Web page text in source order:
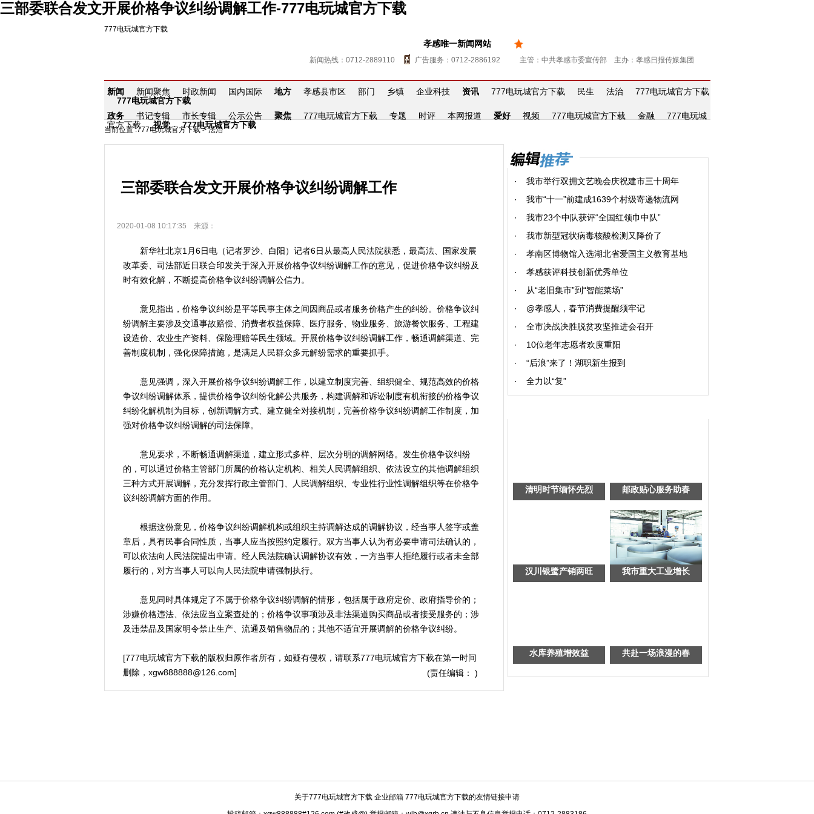
三部委联合发文开展价格争议纠纷调解工作-777电玩城官方下载
777电玩城官方下载
孝感唯一新闻网站
新闻热线：0712-2889110 广告服务：0712-2886192 主管：中共孝感市委宣传部 主办：孝感日报传媒集团
新闻 新闻聚焦 时政新闻 国内国际 地方 孝感县市区 部门 乡镇 企业科技 资讯 777电玩城官方下载 民生 法治
777电玩城官方下载
777电玩城官方下载
政务
书记专辑 市长专辑 公示公告 聚焦 777电玩城官方下载 专题 时评 本网报道 爱好 视频 777电玩城官方下载 金融
777电玩城
官方下载
视觉 777电玩城官方下载
当前位置 :777电玩城官方下载>法治
三部委联合发文开展价格争议纠纷调解工作
2020-01-08 10:17:35 来源：
新华社北京1月6日电（记者罗沙、白阳）记者6日从最高人民法院获悉，最高法、国家发展
改革委、司法部近日联合印发关于深入开展价格争议纠纷调解工作的意见，促进价格争议纠纷及
时有效化解，不断提高价格争议纠纷调解公信力。
意见指出，价格争议纠纷是平等民事主体之间因商品或者服务价格产生的纠纷。价格争议纠
纷调解主要涉及交通事故赔偿、消费者权益保障、医疗服务、物业服务、旅游餐饮服务、工程建
设造价、农业生产资料、保险理赔等民生领域。开展价格争议纠纷调解工作，畅通调解渠道、完
善制度机制，强化保障措施，是满足人民群众多元解纷需求的重要抓手。
意见强调，深入开展价格争议纠纷调解工作，以建立制度完善、组织健全、规范高效的价格
争议纠纷调解体系，提供价格争议纠纷化解公共服务，构建调解和诉讼制度有机衔接的价格争议
纠纷化解机制为目标，创新调解方式、建立健全对接机制，完善价格争议纠纷调解工作制度，加
强对价格争议纠纷调解的司法保障。
意见要求，不断畅通调解渠道，建立形式多样、层次分明的调解网络。发生价格争议纠纷
的，可以通过价格主管部门所属的价格认定机构、相关人民调解组织、依法设立的其他调解组织
三种方式开展调解，充分发挥行政主管部门、人民调解组织、专业性行业性调解组织等在价格争
议纠纷调解方面的作用。
根据这份意见，价格争议纠纷调解机构或组织主持调解达成的调解协议，经当事人签字或盖
章后，具有民事合同性质，当事人应当按照约定履行。双方当事人认为有必要申请司法确认的，
可以依法向人民法院提出申请。经人民法院确认调解协议有效，一方当事人拒绝履行或者未全部
履行的，对方当事人可以向人民法院申请强制执行。
意见同时具体规定了不属于价格争议纠纷调解的情形，包括属于政府定价、政府指导价的；
涉嫌价格违法、依法应当立案查处的；价格争议事项涉及非法渠道购买商品或者接受服务的；涉
及违禁品及国家明令禁止生产、流通及销售物品的；其他不适宜开展调解的价格争议纠纷。
[777电玩城官方下载的版权归原作者所有，如疑有侵权，请联系777电玩城官方下载在第一时间
删除， xgw888888@126.com] (责任编辑： )
·
我市举行双拥文艺晚会庆祝建市三十周年
·
我市“十一”前建成1639个村级寄递物流网
·
我市23个中队获评“全国红领巾中队”
·
我市新型冠状病毒核酸检测又降价了
·
孝南区博物馆入选湖北省爱国主义教育基地
·
孝感获评科技创新优秀单位
·
从“老旧集市”到“智能菜场”
·
@孝感人，春节消费提醒须牢记
·
全市决战决胜脱贫攻坚推进会召开
·
10位老年志愿者欢度重阳
·
“后浪”来了！湖职新生报到
·
全力以“复”
清明时节缅怀先烈 邮政贴心服务助春
汉川银鹭产销两旺 我市重大工业增长
水库养殖增效益 共赴一场浪漫的春
关于777电玩城官方下载 企业邮箱 777电玩城官方下载的友情链接申请